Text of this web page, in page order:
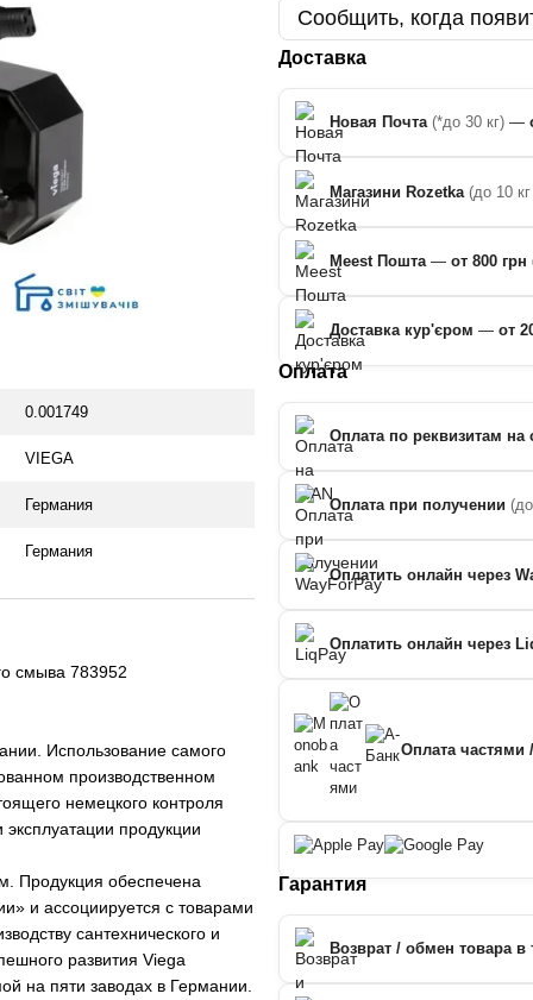
0.001749
VIEGA
Германия
Германия
смыва 783952
Использование самого
производственном
немецкого контроля
продукции
Продукция обеспечена
и ассоциируется с товарами
сантехнического и
развития Viega
на пяти заводах в Германии.
Сообщить, когда
Доставка
Новая Почта (*до 30 кг) —
Магазини Rozetka (до 10
Meest Пошта — от 800 грн
Доставка кур'єром — от
Оплата
Оплата по реквизитам на
Оплата при получении
Оплатить онлайн через
Оплатить онлайн через
Оплата частями
Гарантия
Возврат / обмен товара в